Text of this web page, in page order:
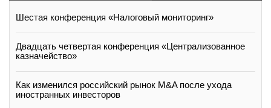
Шестая конференция «Налоговый мониторинг»
Двадцать четвертая конференция «Централизованное
казначейство»
Как изменился российский рынок M&A после ухода
иностранных инвесторов